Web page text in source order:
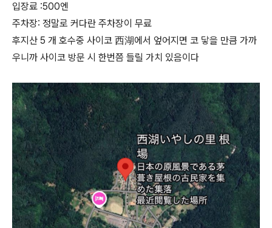
입장료 :500엔
주차장: 정말로 커다란 주차장이 무료
후지산 5 개 호수중 사이코 西湖에서 엎어지면 코 닿을 만큼 가까
우니까 사이코 방문 시 한번쯤 들릴 가치 있음이다